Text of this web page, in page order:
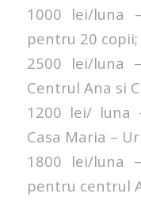
1000 lei/luna
pentru 20 copii;
2500 lei/luna
Centrul Ana si
1200 lei/
Casa Maria –
1800 lei/luna
pentru centrul